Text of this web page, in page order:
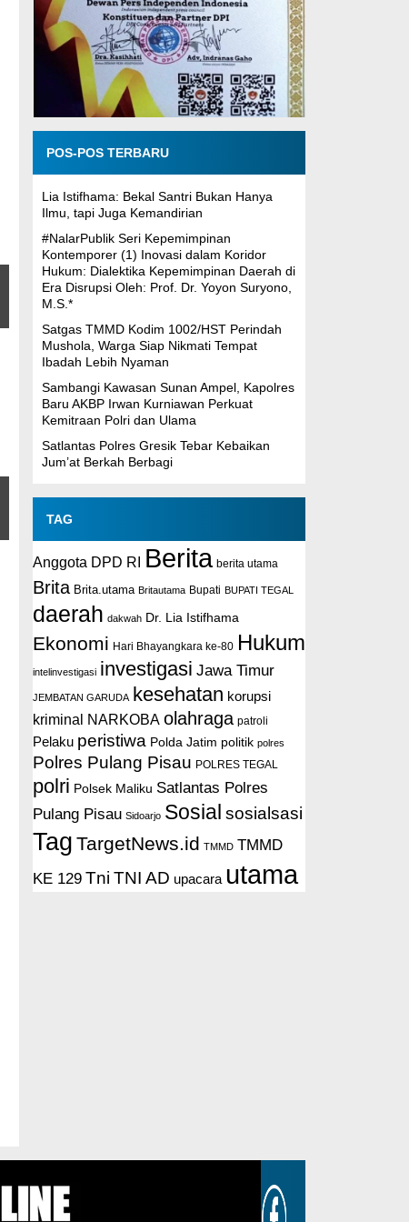
POS-POS TERBARU
Lia Istifhama: Bekal Santri Bukan Hanya
Ilmu, tapi Juga Kemandirian
#NalarPublik Seri Kepemimpinan
Kontemporer (1) Inovasi dalam Koridor
Hukum: Dialektika Kepemimpinan Daerah di
Era Disrupsi Oleh: Prof. Dr. Yoyon Suryono,
M.S.*
Satgas TMMD Kodim 1002/HST Perindah
Mushola, Warga Siap Nikmati Tempat
Ibadah Lebih Nyaman
Sambangi Kawasan Sunan Ampel, Kapolres
Baru AKBP Irwan Kurniawan Perkuat
Kemitraan Polri dan Ulama
Satlantas Polres Gresik Tebar Kebaikan
Jum’at Berkah Berbagi
TAG
Anggota DPD RI Berita berita utama
Brita Brita.utama Britautama Bupati BUPATI TEGAL
daerah dakwah Dr. Lia Istifhama
Ekonomi Hari Bhayangkara ke-80 Hukum
intelinvestigasi investigasi Jawa Timur
JEMBATAN GARUDA kesehatan korupsi
kriminal NARKOBA olahraga patroli
Pelaku peristiwa Polda Jatim politik polres
Polres Pulang Pisau POLRES TEGAL
polri Polsek Maliku Satlantas Polres
Pulang Pisau Sidoarjo Sosial sosialsasi
Tag TargetNews.id TMMD TMMD
KE 129 Tni TNI AD upacara utama